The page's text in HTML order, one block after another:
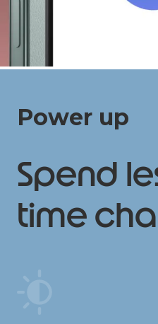
Power up
Spend
time